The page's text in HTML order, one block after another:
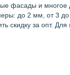
фасады и многое
до 2 мм, от 3
скидку за опт.